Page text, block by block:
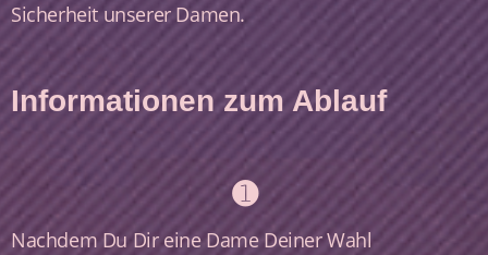
Sicherheit unserer Damen.
Informationen zum Ablauf
➊
Nachdem Du Dir eine Dame Deiner Wahl